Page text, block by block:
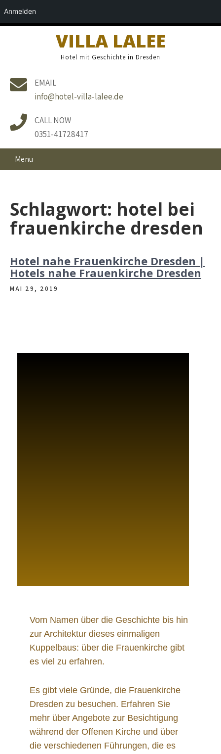
Anmelden
VILLA LALEE
Hotel mit Geschichte in Dresden
EMAIL
info@hotel-villa-lalee.de
CALL NOW
0351-41728417
Menu
Schlagwort: hotel bei
frauenkirche dresden
Hotel nahe Frauenkirche Dresden |
Hotels nahe Frauenkirche Dresden
MAI 29, 2019
Vom Namen über die Geschichte bis hin
zur Architektur dieses einmaligen
Kuppelbaus: über die Frauenkirche gibt
es viel zu erfahren.
Es gibt viele Gründe, die Frauenkirche
Dresden zu besuchen. Erfahren Sie
mehr über Angebote zur Besichtigung
während der Offenen Kirche und über
die verschiedenen Führungen, die es